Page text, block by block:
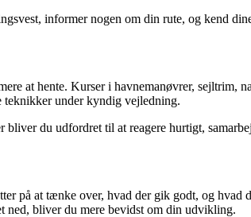
informer nogen om din rute, og kend
at hente. Kurser i havnemanøvrer,
under kyndig vejledning.
du udfordret til at reagere hurtigt,
på at tænke over, hvad der gik godt, og
ned, bliver du mere bevidst om din udvikling.